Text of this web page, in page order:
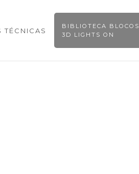
TÉCNICAS
BIBLIOTECA BLOCOS
3D LIGHTS ON